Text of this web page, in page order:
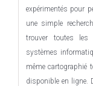
expérimentés pour
une simple
trouver toutes les
systèmes
même cartographié
disponible en ligne.